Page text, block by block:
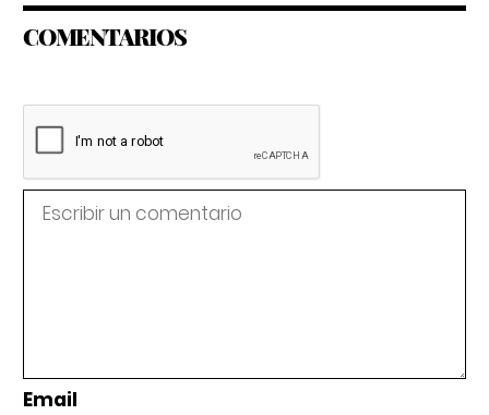
COMENTARIOS
Email